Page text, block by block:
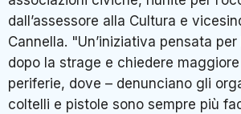
dall’assessore alla Cultura e
Cannella. "Un’iniziativa pensata
dopo la strage e chiedere
periferie, dove – denunciano gli
coltelli e pistole sono sempre più